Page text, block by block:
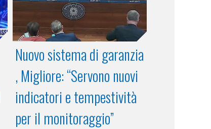
Nuovo sistema di garanzia
, Migliore: “Servono nuovi
indicatori e tempestività
per il monitoraggio”